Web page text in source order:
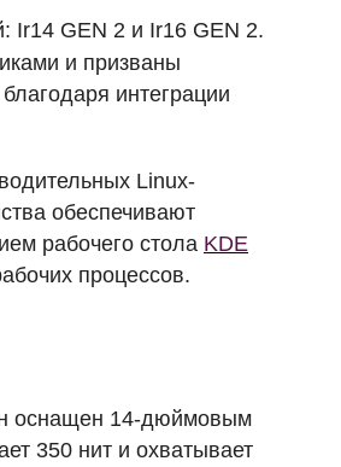
Ir14 GEN 2 и Ir16 GEN 2.
и призваны
интеграции
Linux-
обеспечивают
рабочего стола KDE
процессов.
оснащен 14-дюймовым
350 нит и охватывает